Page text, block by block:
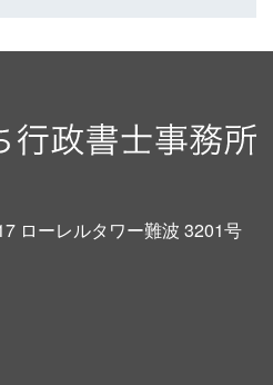
ローレルタワー難波 3201号